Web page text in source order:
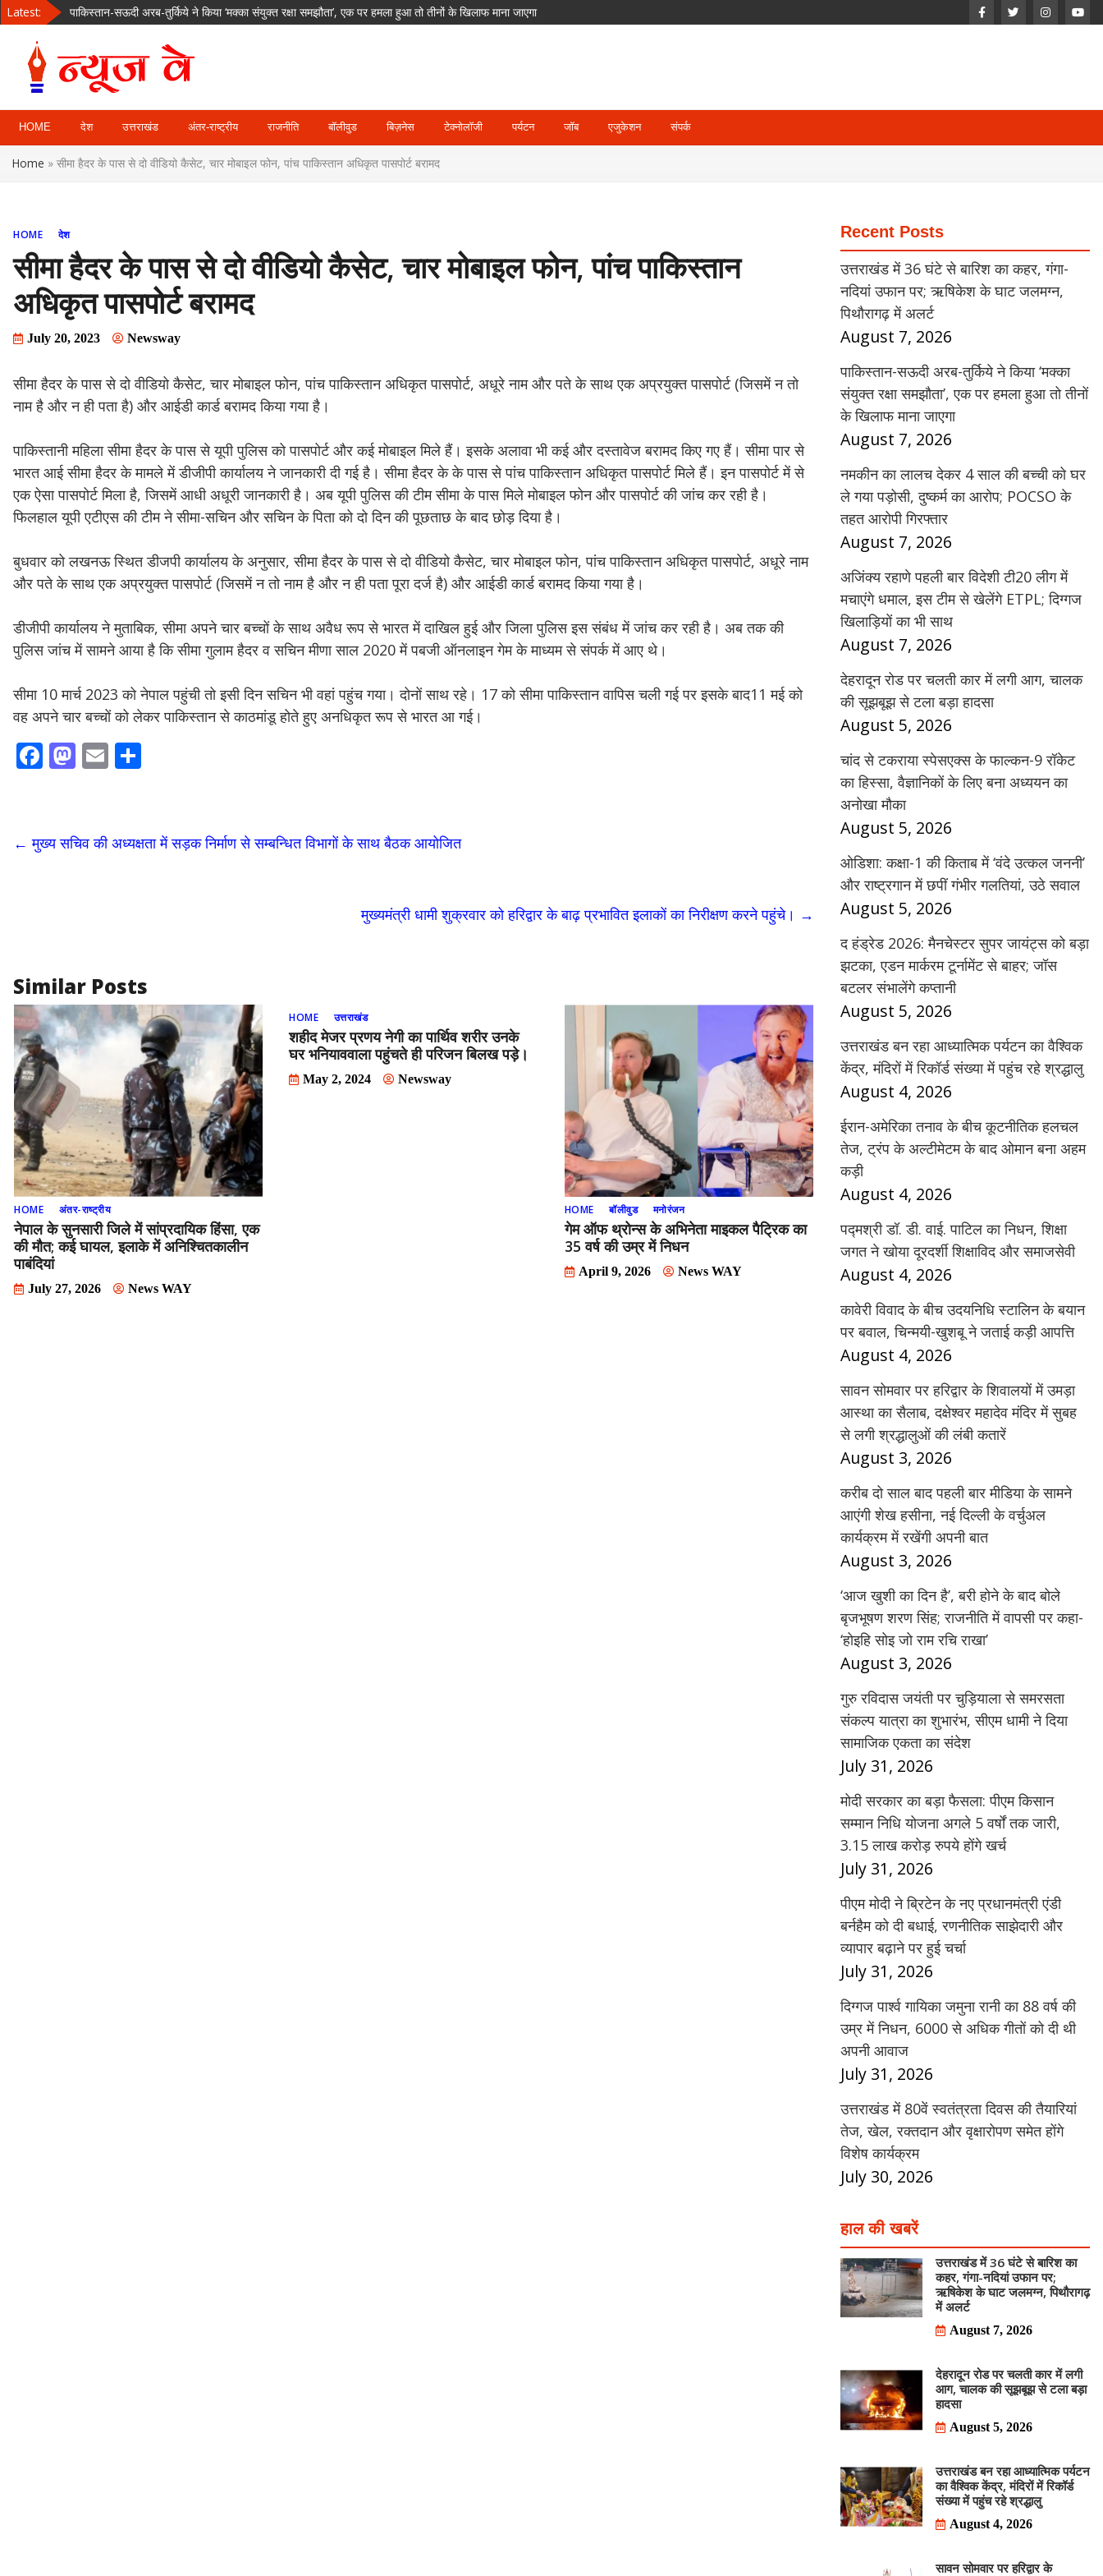
Skip
content
Latest:
पाकिस्तान-सऊदी अरब-तुर्किये ने किया ‘मक्का संयुक्त रक्षा समझौता’, एक पर हमला हुआ तो तीनों के खिलाफ माना जाएगा
अजिंक्य रहाणे पहली बार विदेशी टी20 लीग में मचाएंगे धमाल, इस टीम से खेलेंगे ETPL; दिग्गज खिलाड़ियों का भी साथ
देहरादून रोड पर चलती कार में लगी आग, चालक की सूझबूझ से टला बड़ा हादसा
उत्तराखंड में 36 घंटे से बारिश का कहर, गंगा-नदियां उफान पर; ऋषिकेश के घाट जलमग्न, पिथौरागढ़ में अलर्ट
News Way:
Uttarakhand,
Delhi News
Portal
HOME देश उत्तराखंड अंतर-राष्ट्रीय राजनीति बॉलीवुड बिज़नेस टेक्नोलॉजी पर्यटन जॉब एजुकेशन संपर्क
Home » सीमा हैदर के पास से दो वीडियो कैसेट, चार मोबाइल फोन, पांच पाकिस्तान अधिकृत पासपोर्ट बरामद
HOME देश
सीमा हैदर के पास से दो वीडियो कैसेट, चार मोबाइल फोन, पांच पाकिस्तान
अधिकृत पासपोर्ट बरामद
July 20, 2023 Newsway
सीमा हैदर के पास से दो वीडियो कैसेट, चार मोबाइल फोन, पांच पाकिस्तान अधिकृत पासपोर्ट, अधूरे नाम और पते के साथ एक अप्रयुक्त पासपोर्ट (जिसमें न तो
नाम है और न ही पता है) और आईडी कार्ड बरामद किया गया है।
पाकिस्तानी महिला सीमा हैदर के पास से यूपी पुलिस को पासपोर्ट और कई मोबाइल मिले हैं। इसके अलावा भी कई और दस्तावेज बरामद किए गए हैं। सीमा पार से
भारत आई सीमा हैदर के मामले में डीजीपी कार्यालय ने जानकारी दी गई है। सीमा हैदर के के पास से पांच पाकिस्तान अधिकृत पासपोर्ट मिले हैं। इन पासपोर्ट में से
एक ऐसा पासपोर्ट मिला है, जिसमें आधी अधूरी जानकारी है। अब यूपी पुलिस की टीम सीमा के पास मिले मोबाइल फोन और पासपोर्ट की जांच कर रही है।
फिलहाल यूपी एटीएस की टीम ने सीमा-सचिन और सचिन के पिता को दो दिन की पूछताछ के बाद छोड़ दिया है।
बुधवार को लखनऊ स्थित डीजपी कार्यालय के अनुसार, सीमा हैदर के पास से दो वीडियो कैसेट, चार मोबाइल फोन, पांच पाकिस्तान अधिकृत पासपोर्ट, अधूरे नाम
और पते के साथ एक अप्रयुक्त पासपोर्ट (जिसमें न तो नाम है और न ही पता पूरा दर्ज है) और आईडी कार्ड बरामद किया गया है।
डीजीपी कार्यालय ने मुताबिक, सीमा अपने चार बच्चों के साथ अवैध रूप से भारत में दाखिल हुई और जिला पुलिस इस संबंध में जांच कर रही है। अब तक की
पुलिस जांच में सामने आया है कि सीमा गुलाम हैदर व सचिन मीणा साल 2020 में पबजी ऑनलाइन गेम के माध्यम से संपर्क में आए थे।
सीमा 10 मार्च 2023 को नेपाल पहुंची तो इसी दिन सचिन भी वहां पहुंच गया। दोनों साथ रहे। 17 को सीमा पाकिस्तान वापिस चली गई पर इसके बाद11 मई को
वह अपने चार बच्चों को लेकर पाकिस्तान से काठमांडू होते हुए अनधिकृत रूप से भारत आ गई।
F
b
o
M
d
o
E
l e
← मुख्य सचिव की अध्यक्षता में सड़क निर्माण से सम्बन्धित विभागों के साथ बैठक आयोजित
मुख्यमंत्री धामी शुक्रवार को हरिद्वार के बाढ़ प्रभावित इलाकों का निरीक्षण करने पहुंचे। →
Similar Posts
HOME अंतर-राष्ट्रीय
नेपाल के सुनसारी जिले में सांप्रदायिक हिंसा, एक
की मौत; कई घायल, इलाके में अनिश्चितकालीन
पाबंदियां
July 27, 2026 News WAY
HOME उत्तराखंड
शहीद मेजर प्रणय नेगी का पार्थिव शरीर उनके
घर भनियाववाला पहुंचते ही परिजन बिलख पड़े।
May 2, 2024 Newsway
HOME बॉलीवुड मनोरंजन
गेम ऑफ थ्रोन्स के अभिनेता माइकल पैट्रिक का
35 वर्ष की उम्र में निधन
April 9, 2026 News WAY
Recent Posts
उत्तराखंड में 36 घंटे से बारिश का कहर, गंगा-
नदियां उफान पर; ऋषिकेश के घाट जलमग्न,
पिथौरागढ़ में अलर्ट
August 7, 2026
पाकिस्तान-सऊदी अरब-तुर्किये ने किया ‘मक्का
संयुक्त रक्षा समझौता’, एक पर हमला हुआ तो तीनों
के खिलाफ माना जाएगा
August 7, 2026
नमकीन का लालच देकर 4 साल की बच्ची को घर
ले गया पड़ोसी, दुष्कर्म का आरोप; POCSO के
तहत आरोपी गिरफ्तार
August 7, 2026
अजिंक्य रहाणे पहली बार विदेशी टी20 लीग में
मचाएंगे धमाल, इस टीम से खेलेंगे ETPL; दिग्गज
खिलाड़ियों का भी साथ
August 7, 2026
देहरादून रोड पर चलती कार में लगी आग, चालक
की सूझबूझ से टला बड़ा हादसा
August 5, 2026
चांद से टकराया स्पेसएक्स के फाल्कन-9 रॉकेट
का हिस्सा, वैज्ञानिकों के लिए बना अध्ययन का
अनोखा मौका
August 5, 2026
ओडिशा: कक्षा-1 की किताब में ‘वंदे उत्कल जननी’
और राष्ट्रगान में छपीं गंभीर गलतियां, उठे सवाल
August 5, 2026
द हंड्रेड 2026: मैनचेस्टर सुपर जायंट्स को बड़ा
झटका, एडन मार्करम टूर्नामेंट से बाहर; जॉस
बटलर संभालेंगे कप्तानी
August 5, 2026
उत्तराखंड बन रहा आध्यात्मिक पर्यटन का वैश्विक
केंद्र, मंदिरों में रिकॉर्ड संख्या में पहुंच रहे श्रद्धालु
August 4, 2026
ईरान-अमेरिका तनाव के बीच कूटनीतिक हलचल
तेज, ट्रंप के अल्टीमेटम के बाद ओमान बना अहम
कड़ी
August 4, 2026
पद्मश्री डॉ. डी. वाई. पाटिल का निधन, शिक्षा
जगत ने खोया दूरदर्शी शिक्षाविद और समाजसेवी
August 4, 2026
कावेरी विवाद के बीच उदयनिधि स्टालिन के बयान
पर बवाल, चिन्मयी-खुशबू ने जताई कड़ी आपत्ति
August 4, 2026
सावन सोमवार पर हरिद्वार के शिवालयों में उमड़ा
आस्था का सैलाब, दक्षेश्वर महादेव मंदिर में सुबह
से लगी श्रद्धालुओं की लंबी कतारें
August 3, 2026
करीब दो साल बाद पहली बार मीडिया के सामने
आएंगी शेख हसीना, नई दिल्ली के वर्चुअल
कार्यक्रम में रखेंगी अपनी बात
August 3, 2026
‘आज खुशी का दिन है’, बरी होने के बाद बोले
बृजभूषण शरण सिंह; राजनीति में वापसी पर कहा-
‘होइहि सोइ जो राम रचि राखा’
August 3, 2026
गुरु रविदास जयंती पर चुड़ियाला से समरसता
संकल्प यात्रा का शुभारंभ, सीएम धामी ने दिया
सामाजिक एकता का संदेश
July 31, 2026
मोदी सरकार का बड़ा फैसला: पीएम किसान
सम्मान निधि योजना अगले 5 वर्षों तक जारी,
3.15 लाख करोड़ रुपये होंगे खर्च
July 31, 2026
पीएम मोदी ने ब्रिटेन के नए प्रधानमंत्री एंडी
बर्नहैम को दी बधाई, रणनीतिक साझेदारी और
व्यापार बढ़ाने पर हुई चर्चा
July 31, 2026
दिग्गज पार्श्व गायिका जमुना रानी का 88 वर्ष की
उम्र में निधन, 6000 से अधिक गीतों को दी थी
अपनी आवाज
July 31, 2026
उत्तराखंड में 80वें स्वतंत्रता दिवस की तैयारियां
तेज, खेल, रक्तदान और वृक्षारोपण समेत होंगे
विशेष कार्यक्रम
July 30, 2026
हाल की खबरें
उत्तराखंड में 36 घंटे से बारिश का
कहर, गंगा-नदियां उफान पर;
ऋषिकेश के घाट जलमग्न, पिथौरागढ़
में अलर्ट
August 7, 2026
देहरादून रोड पर चलती कार में लगी
आग, चालक की सूझबूझ से टला बड़ा
हादसा
August 5, 2026
उत्तराखंड बन रहा आध्यात्मिक पर्यटन
का वैश्विक केंद्र, मंदिरों में रिकॉर्ड
संख्या में पहुंच रहे श्रद्धालु
August 4, 2026
सावन सोमवार पर हरिद्वार के